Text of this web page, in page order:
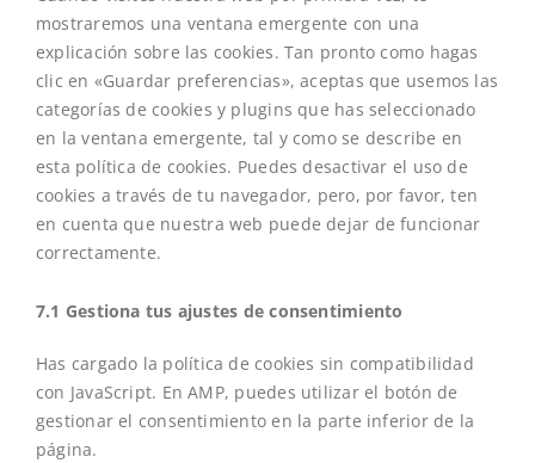
mostraremos una ventana emergente con una
explicación sobre las cookies. Tan pronto como hagas
clic en «Guardar preferencias», aceptas que usemos las
categorías de cookies y plugins que has seleccionado
en la ventana emergente, tal y como se describe en
esta política de cookies. Puedes desactivar el uso de
cookies a través de tu navegador, pero, por favor, ten
en cuenta que nuestra web puede dejar de funcionar
correctamente.
7.1 Gestiona tus ajustes de consentimiento
Has cargado la política de cookies sin compatibilidad
con JavaScript. En AMP, puedes utilizar el botón de
gestionar el consentimiento en la parte inferior de la
página.